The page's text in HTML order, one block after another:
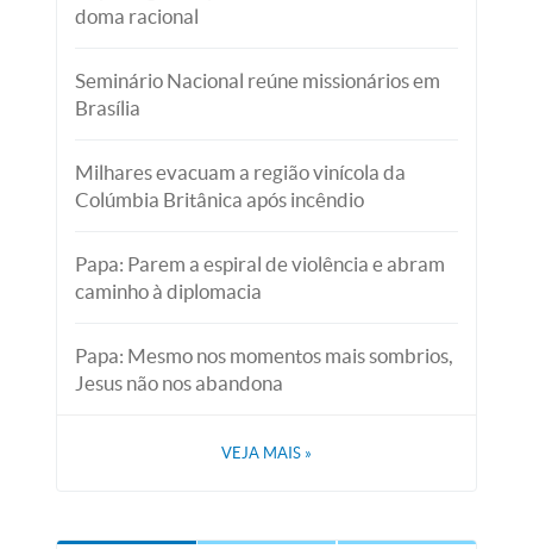
doma racional
Seminário Nacional reúne missionários em
Brasília
Milhares evacuam a região vinícola da
Colúmbia Britânica após incêndio
Papa: Parem a espiral de violência e abram
caminho à diplomacia
Papa: Mesmo nos momentos mais sombrios,
Jesus não nos abandona
VEJA MAIS »